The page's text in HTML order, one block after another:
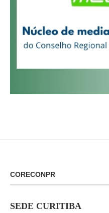
CORECONPR
SEDE CURITIBA